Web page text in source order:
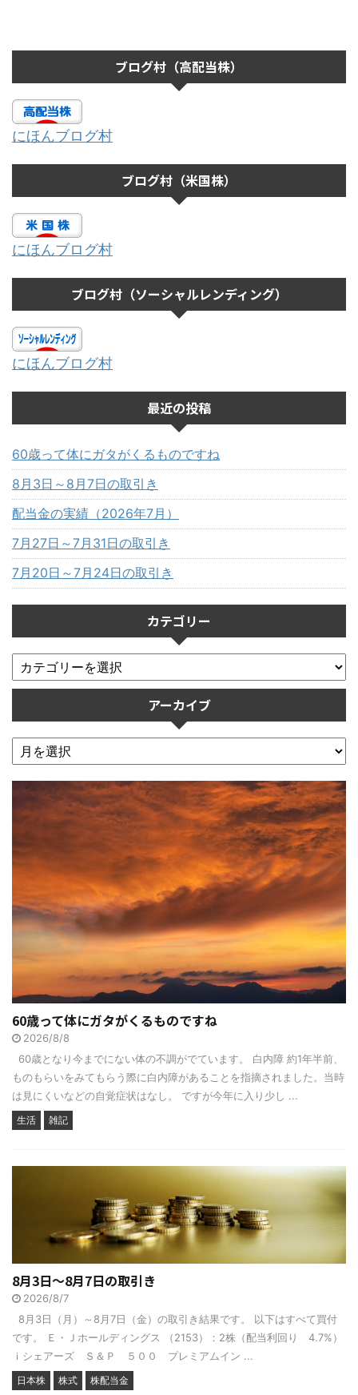
ブログ村（高配当株）
にほんブログ村
ブログ村（米国株）
にほんブログ村
ブログ村（ソーシャルレンディング）
にほんブログ村
最近の投稿
60歳って体にガタがくるものですね
8月3日～8月7日の取引き
配当金の実績（2026年7月）
7月27日～7月31日の取引き
7月20日～7月24日の取引き
カテゴリー
アーカイブ
60歳って体にガタがくるものですね
2026/8/8
60歳となり今までにない体の不調がでています。 白内障 約1年半前、
ものもらいをみてもらう際に白内障があることを指摘されました。当時
は見にくいなどの自覚症状はなし。 ですが今年に入り少し ...
生活 雑記
8月3日～8月7日の取引き
2026/8/7
8月3日（月）～8月7日（金）の取引き結果です。 以下はすべて買付
です。 Ｅ・Ｊホールディングス （2153）：2株（配当利回り 4.7%）
ｉシェアーズ Ｓ＆Ｐ ５００ プレミアムイン ...
日本株 株式 株配当金